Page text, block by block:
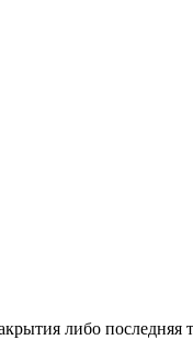
либо последняя